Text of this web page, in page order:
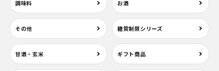
調味料 お酒
その他 糖質制限シリーズ
甘酒・玄米 ギフト商品